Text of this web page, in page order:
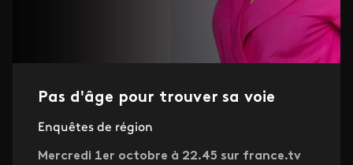
Pas d'âge pour trouver sa voie
Enquêtes de région
Mercredi 1er octobre à 22.45 sur france.tv